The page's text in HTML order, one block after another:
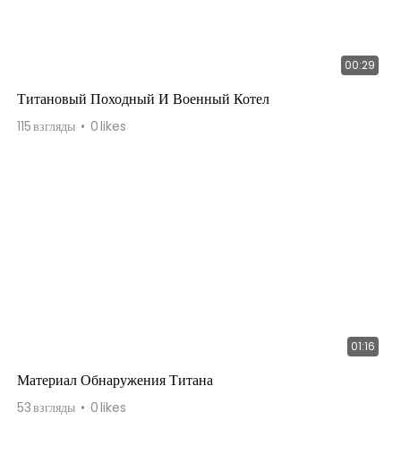
00:29
Титановый Походный И Военный Котел
115взгляды 0likes
01:16
Материал Обнаружения Титана
53взгляды 0likes